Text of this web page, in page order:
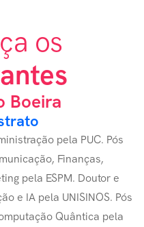
os
Boeira
pela PUC. Pós
Finanças,
pela ESPM. Doutor e
e IA pela UNISINOS. Pós
Quântica pela